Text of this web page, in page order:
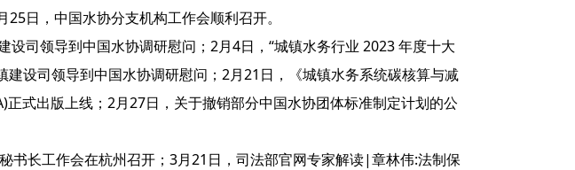
日，中国水协分支机构工作会顺利召开。
设司领导到中国水协调研慰问；2月4日，“城镇水务行业 2023 年度十大
建设司领导到中国水协调研慰问；2月21日，《城镇水务系统碳核算与减
式出版上线；2月27日，关于撤销部分中国水协团体标准制定计划的公
书长工作会在杭州召开；3月21日，司法部官网专家解读|章林伟:法制保